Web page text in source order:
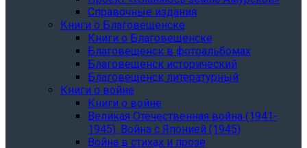
Справочные издания
Книги о Благовещенске
Книги о Благовещенске
Благовещенск в фотоальбомах
Благовещенск исторический
Благовещенск литературный
Книги о войне
Книги о войне
Великая Отечественная война (1941-
1945). Война с Японией (1945)
Война в стихах и прозе